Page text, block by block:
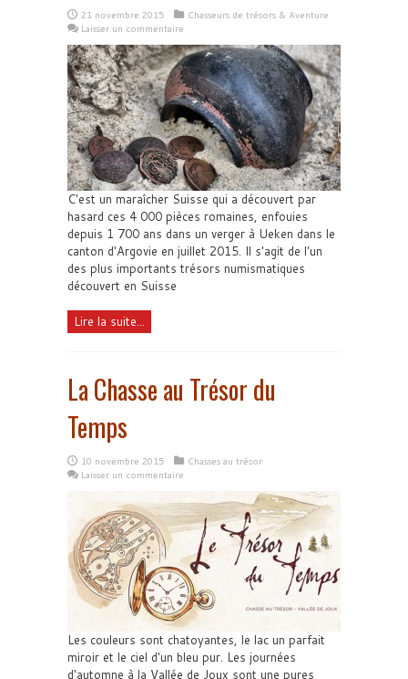
21 novembre 2015
Chasseurs de trésors & Aventure
Laisser un commentaire
C'est un maraîcher Suisse qui a découvert par
hasard ces 4 000 pièces romaines, enfouies
depuis 1 700 ans dans un verger à Ueken dans le
canton d'Argovie en juillet 2015. Il s'agit de l'un
des plus importants trésors numismatiques
découvert en Suisse
Lire la suite...
La Chasse au Trésor du
Temps
10 novembre 2015
Chasses au trésor
Laisser un commentaire
Les couleurs sont chatoyantes, le lac un parfait
miroir et le ciel d'un bleu pur. Les journées
d'automne à la Vallée de Joux sont une pures